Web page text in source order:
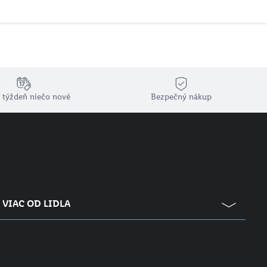
týždeň niečo nové Bezpečný nákup
VIAC OD LIDLA